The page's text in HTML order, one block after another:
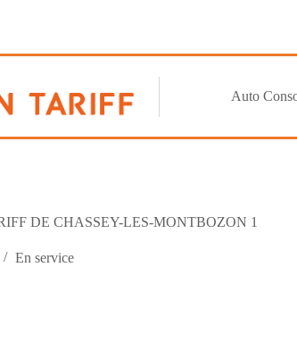
Auto
DE CHASSEY-LES-MONTBOZON 1
En service